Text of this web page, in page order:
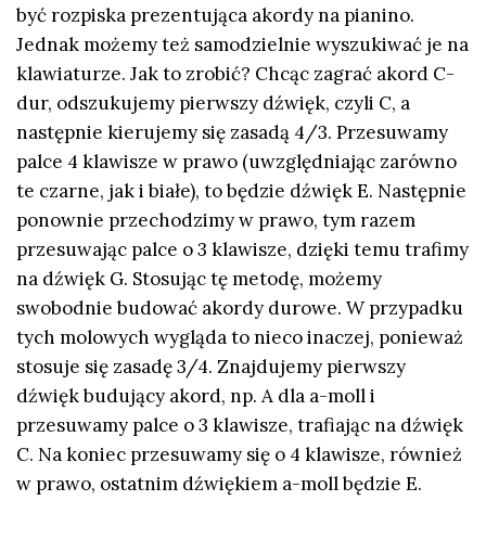
być rozpiska prezentująca akordy na pianino.
Jednak możemy też samodzielnie wyszukiwać je na
klawiaturze. Jak to zrobić? Chcąc zagrać akord C-
dur, odszukujemy pierwszy dźwięk, czyli C, a
następnie kierujemy się zasadą 4/3. Przesuwamy
palce 4 klawisze w prawo (uwzględniając zarówno
te czarne, jak i białe), to będzie dźwięk E. Następnie
ponownie przechodzimy w prawo, tym razem
przesuwając palce o 3 klawisze, dzięki temu trafimy
na dźwięk G. Stosując tę metodę, możemy
swobodnie budować akordy durowe. W przypadku
tych molowych wygląda to nieco inaczej, ponieważ
stosuje się zasadę 3/4. Znajdujemy pierwszy
dźwięk budujący akord, np. A dla a-moll i
przesuwamy palce o 3 klawisze, trafiając na dźwięk
C. Na koniec przesuwamy się o 4 klawisze, również
w prawo, ostatnim dźwiękiem a-moll będzie E.